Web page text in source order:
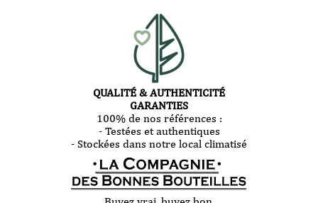
QUALITÉ & AUTHENTICITÉ
GARANTIES
100% de nos références :
- Testées et authentiques
- Stockées dans notre local climatisé